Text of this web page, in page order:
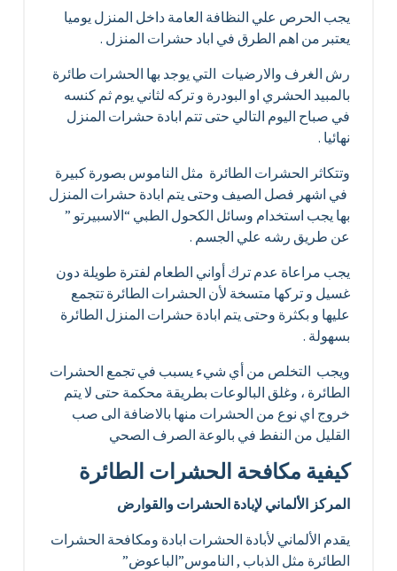
يجب الحرص علي النظافة العامة داخل المنزل يوميا
يعتبر من اهم الطرق في اباد حشرات المنزل .
رش الغرف والارضيات التي يوجد بها الحشرات طائرة
بالمبيد الحشري او البودرة و تركه لثاني يوم ثم كنسه
في صباح اليوم التالي حتى تتم ابادة حشرات المنزل
نهائيا .
وتتكاثر الحشرات الطائرة مثل الناموس بصورة كبيرة
في اشهر فصل الصيف وحتى يتم ابادة حشرات المنزل
بها يجب استخدام وسائل الكحول الطبي “الاسبيرتو ”
عن طريق رشه علي الجسم .
يجب مراعاة عدم ترك أواني الطعام لفترة طويلة دون
غسيل و تركها متسخة لأن الحشرات الطائرة تتجمع
عليها و بكثرة وحتى يتم ابادة حشرات المنزل الطائرة
بسهولة .
ويجب التخلص من أي شيء يسبب في تجمع الحشرات
الطائرة ، وغلق البالوعات بطريقة محكمة حتى لا يتم
خروج اي نوع من الحشرات منها بالاضافة الى صب
القليل من النفط في بالوعة الصرف الصحي
كيفية مكافحة الحشرات الطائرة
المركز الألماني لإبادة الحشرات والقوارض
يقدم الألماني لأبادة الحشرات ابادة ومكافحة الحشرات
الطائرة مثل الذباب , الناموس”الباعوض”